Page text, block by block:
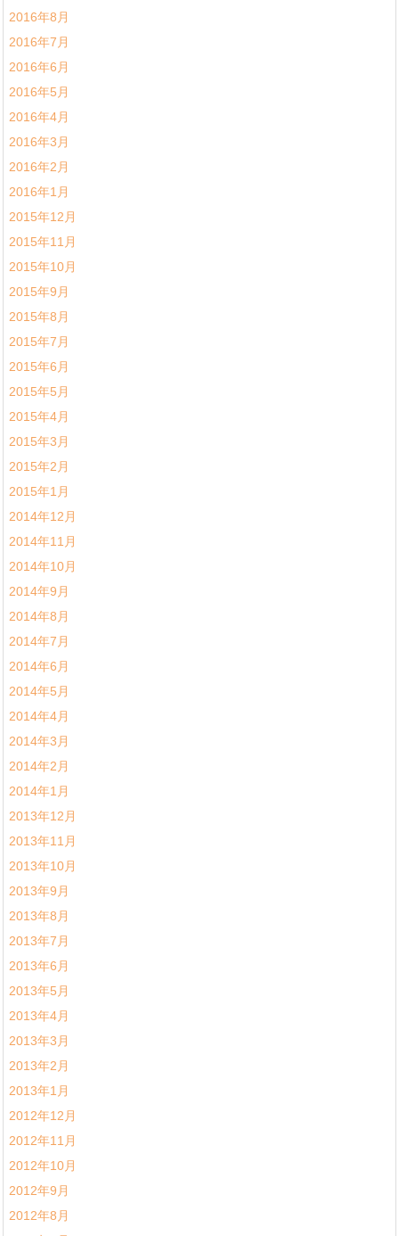
2016年8月
2016年7月
2016年6月
2016年5月
2016年4月
2016年3月
2016年2月
2016年1月
2015年12月
2015年11月
2015年10月
2015年9月
2015年8月
2015年7月
2015年6月
2015年5月
2015年4月
2015年3月
2015年2月
2015年1月
2014年12月
2014年11月
2014年10月
2014年9月
2014年8月
2014年7月
2014年6月
2014年5月
2014年4月
2014年3月
2014年2月
2014年1月
2013年12月
2013年11月
2013年10月
2013年9月
2013年8月
2013年7月
2013年6月
2013年5月
2013年4月
2013年3月
2013年2月
2013年1月
2012年12月
2012年11月
2012年10月
2012年9月
2012年8月